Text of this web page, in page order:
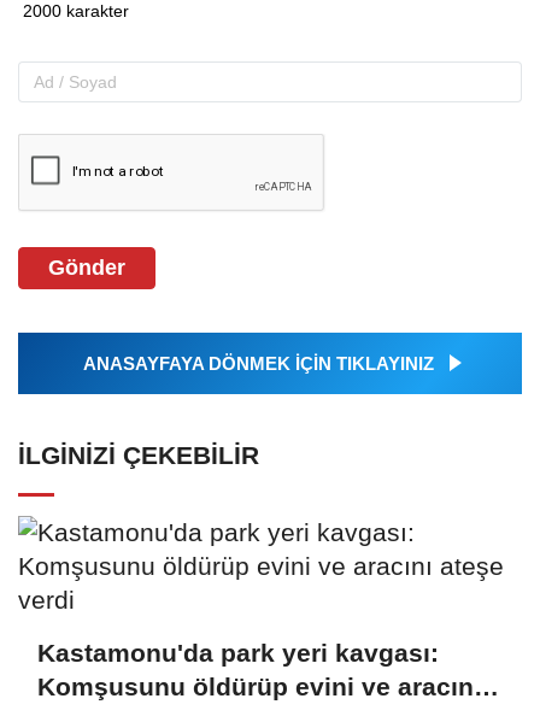
Gönder
ANASAYFAYA DÖNMEK İÇİN TIKLAYINIZ
İLGINIZI ÇEKEBILIR
Kastamonu'da park yeri kavgası:
Komşusunu öldürüp evini ve aracını